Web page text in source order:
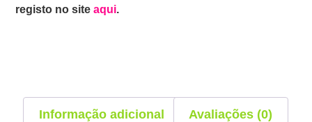
registo no siteaqui.
Informação adicional Avaliações (0)